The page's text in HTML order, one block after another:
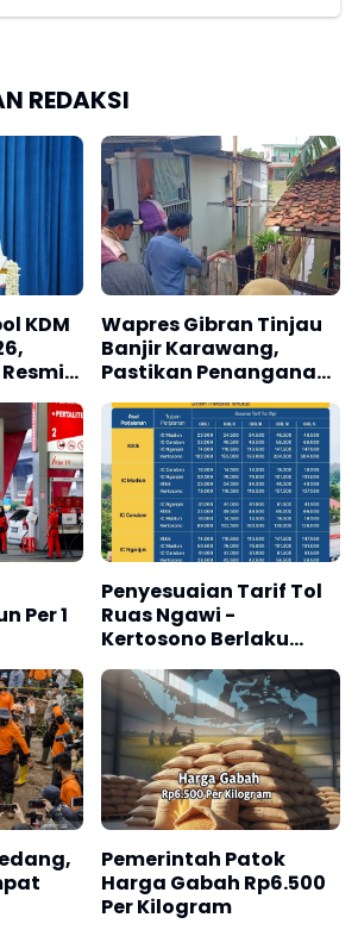
REDAKSI
KDM
Wapres Gibran Tinjau
Banjir Karawang,
Pastikan Penanganan
Warga Terdampak
Per 1
Penyesuaian Tarif Tol
Ruas Ngawi -
Kertosono Berlaku
Mulai 5 Januari 2026
Pemerintah Patok
Harga Gabah Rp6.500
Per Kilogram